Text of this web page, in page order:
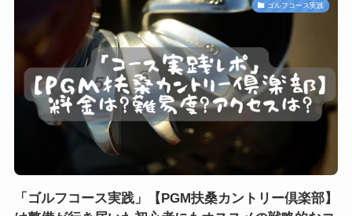
ゴルフコース実践
「ゴルフコース実践」【PGM扶桑カントリー倶楽部】